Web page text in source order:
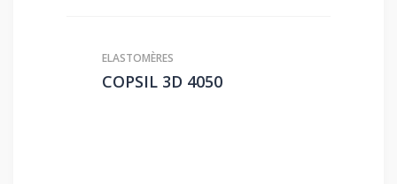
ELASTOMÈRES
COPSIL 3D 4050